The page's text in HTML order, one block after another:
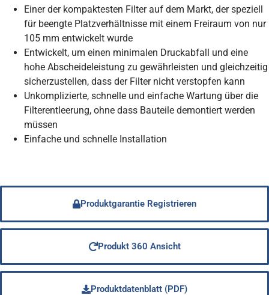
Einer der kompaktesten Filter auf dem Markt, der speziell
für beengte Platzverhältnisse mit einem Freiraum von nur
105 mm entwickelt wurde
Entwickelt, um einen minimalen Druckabfall und eine
hohe Abscheideleistung zu gewährleisten und gleichzeitig
sicherzustellen, dass der Filter nicht verstopfen kann
Unkomplizierte, schnelle und einfache Wartung über die
Filterentleerung, ohne dass Bauteile demontiert werden
müssen
Einfache und schnelle Installation
Produktgarantie Registrieren
Produkt 360 Ansicht
Produktdatenblatt (PDF)